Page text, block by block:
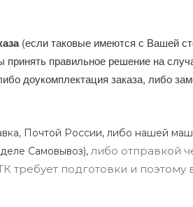
(если таковые имеются с Вашей
правильное решение на
доукомплектация заказа, либо
Почтой России, либо нашей
Самовывоз), либо отправкой
требует подготовки и